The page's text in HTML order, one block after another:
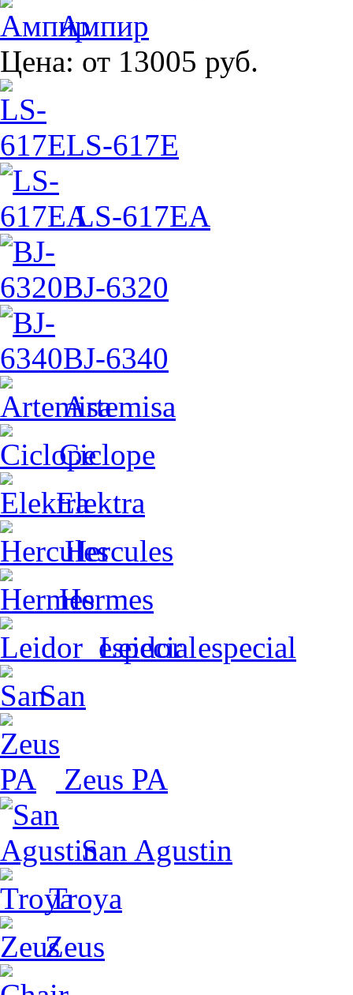
Ампир
Цена: от 13005 руб.
LS-617E
LS-617EA
BJ-6320
BJ-6340
Artemisa
Ciclope
Elektra
Hercules
Hermes
Leidor_especial
San
Zeus PA
San Agustin
Troya
Zeus